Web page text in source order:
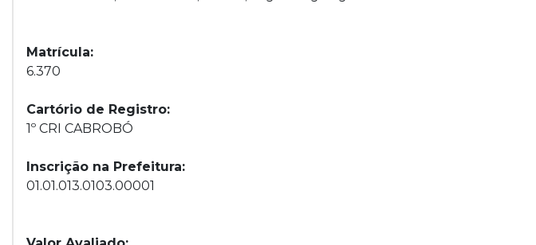
Matrícula:
6.370
Cartório de Registro:
1º CRI CABROBÓ
Inscrição na Prefeitura:
01.01.013.0103.00001